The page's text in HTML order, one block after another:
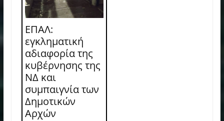
ΕΠΑΛ:
εγκληματική
αδιαφορία της
κυβέρνησης της
ΝΔ και
συμπαιγνία των
Δημοτικών
Αρχών